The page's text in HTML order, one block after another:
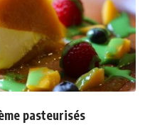
pasteurisés